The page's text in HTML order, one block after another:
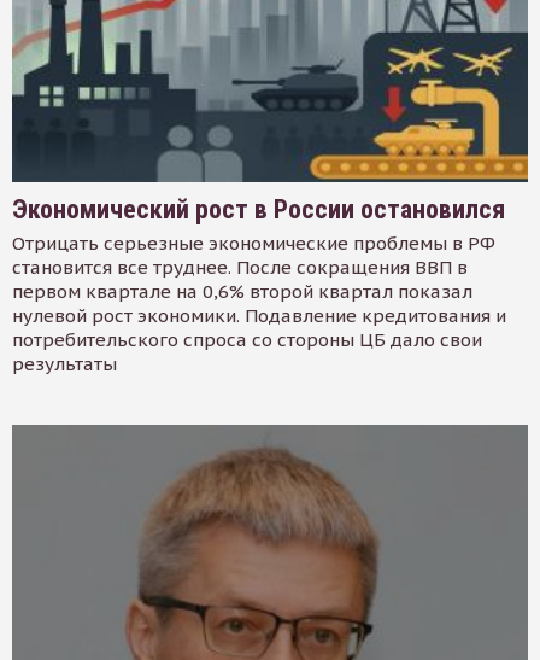
Экономический рост в России остановился
Отрицать серьезные экономические проблемы в РФ
становится все труднее. После сокращения ВВП в
первом квартале на 0,6% второй квартал показал
нулевой рост экономики. Подавление кредитования и
потребительского спроса со стороны ЦБ дало свои
результаты